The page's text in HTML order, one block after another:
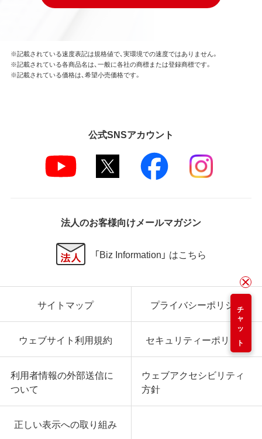
チャット
※記載されている速度表記は規格値で、実環境での速度ではありません。
※記載されている各商品名は、一般に各社の商標または登録商標です。
※記載されている価格は、希望小売価格です。
公式SNSアカウント
法人のお客様向けメールマガジン
「Biz Information」 はこちら
サイトマップ プライバシーポリシー
ウェブサイト利用規約 セキュリティーポリシー
利用者情報の外部送信に
ついて
ウェブアクセシビリティ
方針
正しい表示への取り組み